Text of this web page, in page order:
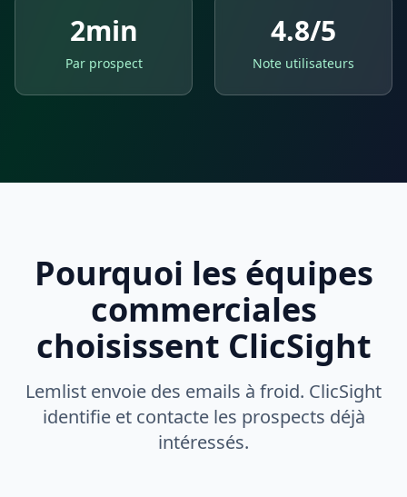
2min
Par prospect
4.8/5
Note utilisateurs
Pourquoi les équipes
commerciales
choisissent ClicSight
Lemlist envoie des emails à froid. ClicSight
identifie et contacte les prospects déjà
intéressés.